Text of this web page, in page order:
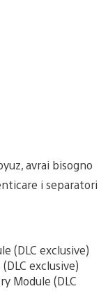
avrai bisogno
i separatori
(DLC exclusive)
exclusive)
Module (DLC